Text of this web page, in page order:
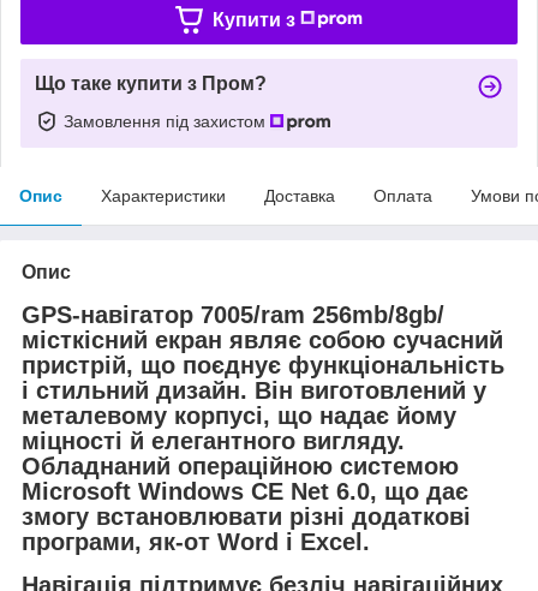
Купити з
Що таке купити з Пром?
Замовлення під захистом
Опис Характеристики Доставка Оплата Умови
Опис
GPS-навігатор 7005/ram 256mb/8gb/
місткісний екран являє собою сучасний
пристрій, що поєднує функціональність
і стильний дизайн. Він виготовлений у
металевому корпусі, що надає йому
міцності й елегантного вигляду.
Обладнаний операційною системою
Microsoft Windows CE Net 6.0, що дає
змогу встановлювати різні додаткові
програми, як-от Word і Excel.
Навігація підтримує безліч навігаційних